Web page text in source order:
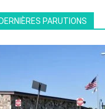
PARUTIONS